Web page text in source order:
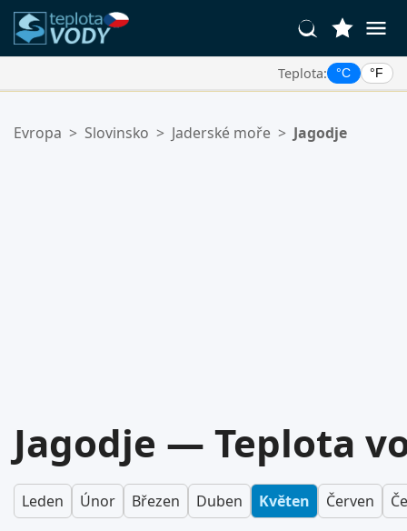
Teplota: °C °F
Váš seznam oblíbených je prázdný.
Evropa > Slovinsko > Jaderské moře > Jagodje
Jagodje — Teplota
Leden Únor Březen Duben Květen Červen